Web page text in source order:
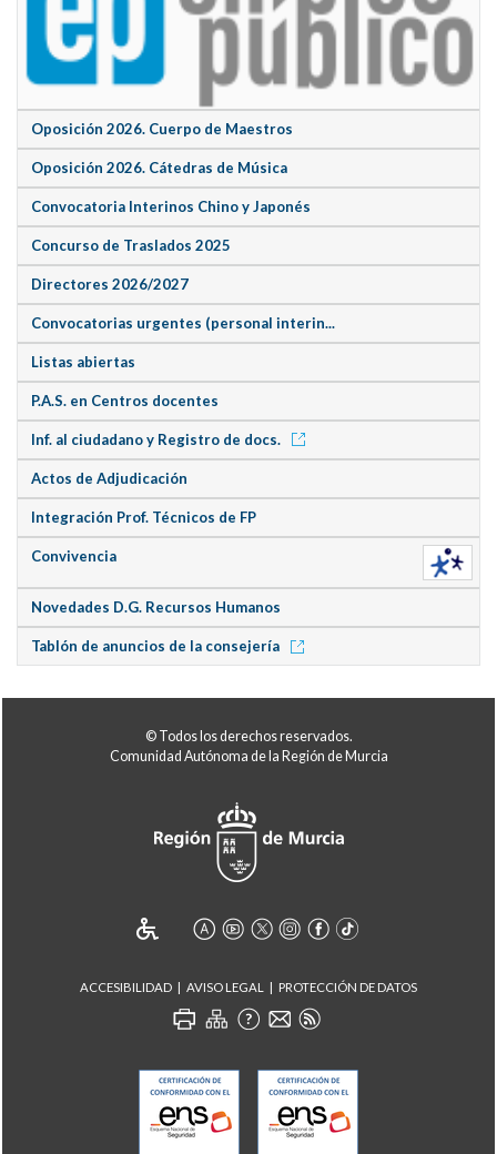
Oposición 2026. Cuerpo de Maestros
Oposición 2026. Cátedras de Música
Convocatoria Interinos Chino y Japonés
Concurso de Traslados 2025
Directores 2026/2027
Convocatorias urgentes (personal interin...
Listas abiertas
P.A.S. en Centros docentes
Inf. al ciudadano y Registro de docs.
Actos de Adjudicación
Integración Prof. Técnicos de FP
Convivencia
Novedades D.G. Recursos Humanos
Tablón de anuncios de la consejería
© Todos los derechos reservados.
Comunidad Autónoma de la Región de Murcia
ACCESIBILIDAD AVISO LEGAL PROTECCIÓN DE DATOS